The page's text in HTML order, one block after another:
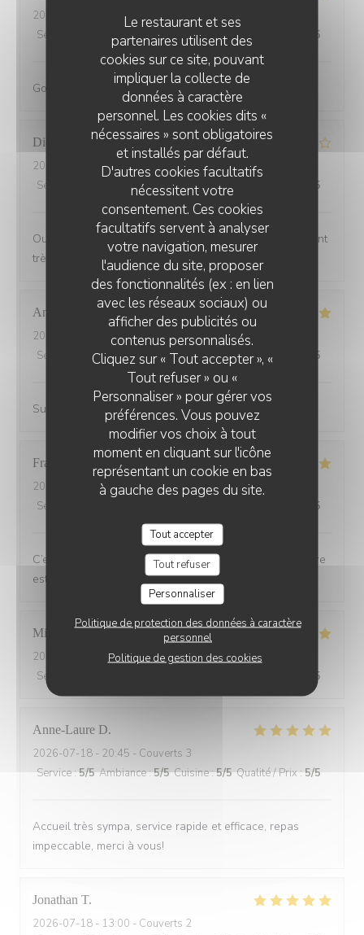
Le restaurant et ses
partenaires utilisent des
cookies sur ce site, pouvant
impliquer la collecte de
données à caractère
personnel. Les cookies dits «
nécessaires » sont obligatoires
et installés par défaut.
D'autres cookies facultatifs
nécessitent votre
consentement. Ces cookies
facultatifs servent à analyser
votre navigation, mesurer
l'audience du site, proposer
des fonctionnalités (ex : en lien
avec les réseaux sociaux) ou
afficher des publicités ou
contenus personnalisés.
Cliquez sur « Tout accepter », «
Tout refuser » ou «
Personnaliser » pour gérer vos
préférences. Vous pouvez
modifier vos choix à tout
moment en cliquant sur l'icône
représentant un cookie en bas
à gauche des pages du site.
Tout accepter
Tout refuser
Personnaliser
Politique de protection des données à caractère
personnel
Politique de gestion des cookies
2026-08-03
- 19:00 - Couverts 4
Service
Ambiance: 5/5 Cuisine:5/5 Qualité / Prix /5
Gorgeous little Parisien Cafe. Staff were so friendly
Didier
2026-08-01
- 19:15 - Couverts 2
Service
Ambiance:4/5 Cuisine: 4/5 /5
Oui manque un peu de choix sur la carte, mais restaurant
très bien
Andrine
2026-07-25
- 20:45 - Couverts 6
Service
/5 Ambiance: 5 /5 Cuisine:5/5 Qualité / Prix /5
Super accueil, restaurant avec une terrasse sympa
Francoise
2026-07-21
- 19:30 - Couverts 2
Service
/5
C’est toujours un plaisir de dîner au Bois ou l’atmosphère
est de plus en plus chaleureuse et festive
Michel L
2026-07-20
- 20:15 - Couverts 2
Service
/5
Anne-Laure D
2026-07-18 - 20:45 - Couverts 3
Service:5/5 Ambiance:5/5 Cuisine:5/5 Qualité / Prix: 5/5
Accueil très sympa, service rapide et efficace, repas
impeccable, merci à vous!
Jonathan T
2026-07-18 - 13:00 - Couverts 2